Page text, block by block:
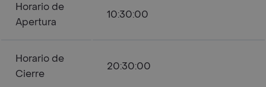
Horario de
Apertura
10:30:00
Horario de
Cierre
20:30:00